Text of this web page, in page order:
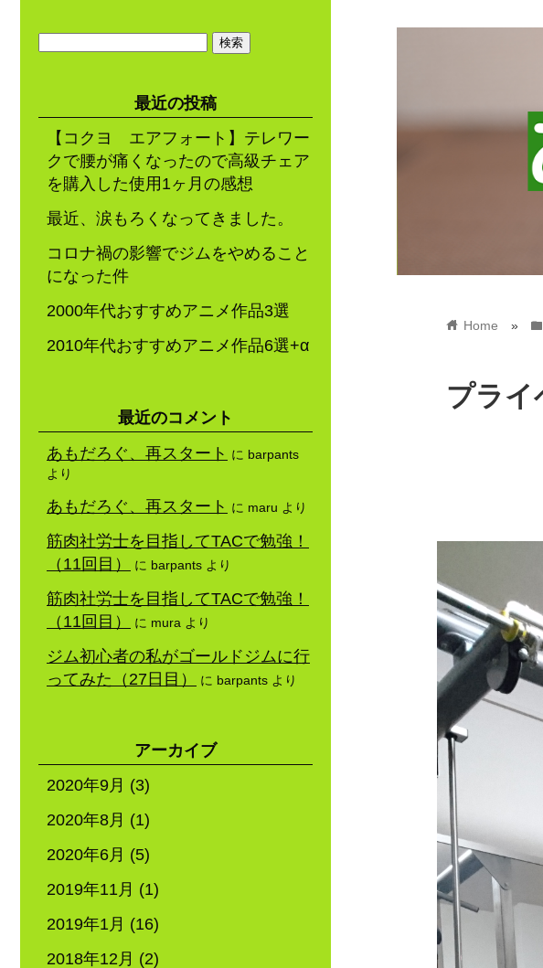
home Home » folder
プライ
最近の投稿
【コクヨ エアフォート】テレワー
クで腰が痛くなったので高級チェア
を購入した使用1ヶ月の感想
最近、涙もろくなってきました。
コロナ禍の影響でジムをやめること
になった件
2000年代おすすめアニメ作品3選
2010年代おすすめアニメ作品6選+α
最近のコメント
あもだろぐ、再スタート に barpants
より
あもだろぐ、再スタート に maru より
筋肉社労士を目指してTACで勉強！
（11回目）
に barpants より
筋肉社労士を目指してTACで勉強！
（11回目）
に mura より
ジム初心者の私がゴールドジムに行
ってみた（27日目）
に barpants より
アーカイブ
2020年9月 (3)
2020年8月 (1)
2020年6月 (5)
2019年11月 (1)
2019年1月 (16)
2018年12月 (2)